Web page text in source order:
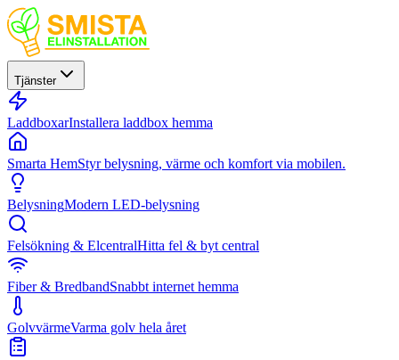
Tjänster
LaddboxarInstallera laddbox hemma
Smarta HemStyr belysning, värme och komfort via mobilen.
BelysningModern LED-belysning
Felsökning & ElcentralHitta fel & byt central
Fiber & BredbandSnabbt internet hemma
GolvvärmeVarma golv hela året